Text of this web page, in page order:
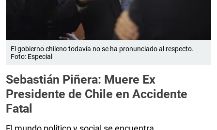
El gobierno chileno todavía no se ha pronunciado al respecto.
Foto: Especial
Sebastián Piñera: Muere Ex
Presidente de Chile en Accidente
Fatal